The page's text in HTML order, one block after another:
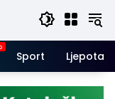
Sport Ljepota i